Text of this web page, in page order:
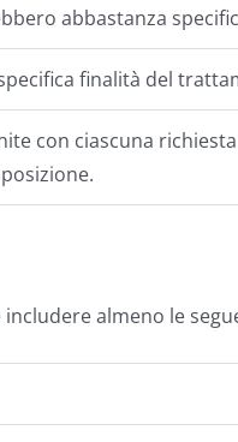
abbastanza
finalità del
con ciascuna
almeno le